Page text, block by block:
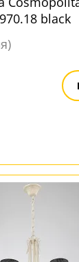
black